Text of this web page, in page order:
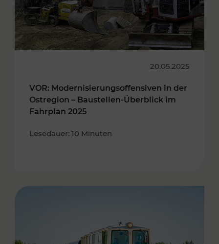
20.05.2025
VOR: Modernisierungsoffensiven in der
Ostregion – Baustellen-Überblick im
Fahrplan 2025
Lesedauer: 10 Minuten